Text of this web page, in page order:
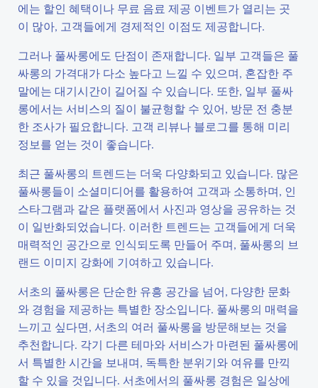
에는 할인 혜택이나 무료 음료 제공 이벤트가 열리는 곳
이 많아, 고객들에게 경제적인 이점도 제공합니다.
그러나 풀싸롱에도 단점이 존재합니다. 일부 고객들은 풀
싸롱의 가격대가 다소 높다고 느낄 수 있으며, 혼잡한 주
말에는 대기시간이 길어질 수 있습니다. 또한, 일부 풀싸
롱에서는 서비스의 질이 불균형할 수 있어, 방문 전 충분
한 조사가 필요합니다. 고객 리뷰나 블로그를 통해 미리
정보를 얻는 것이 좋습니다.
최근 풀싸롱의 트렌드는 더욱 다양화되고 있습니다. 많은
풀싸롱들이 소셜미디어를 활용하여 고객과 소통하며, 인
스타그램과 같은 플랫폼에서 사진과 영상을 공유하는 것
이 일반화되었습니다. 이러한 트렌드는 고객들에게 더욱
매력적인 공간으로 인식되도록 만들어 주며, 풀싸롱의 브
랜드 이미지 강화에 기여하고 있습니다.
서초의 풀싸롱은 단순한 유흥 공간을 넘어, 다양한 문화
와 경험을 제공하는 특별한 장소입니다. 풀싸롱의 매력을
느끼고 싶다면, 서초의 여러 풀싸롱을 방문해보는 것을
추천합니다. 각기 다른 테마와 서비스가 마련된 풀싸롱에
서 특별한 시간을 보내며, 독특한 분위기와 여유를 만끽
할 수 있을 것입니다. 서초에서의 풀싸롱 경험은 일상에